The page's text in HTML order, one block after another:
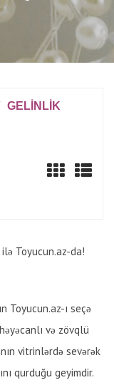
GELINLIK
Toyucun.az-da!
Toyucun.az-ı seçə
və zövqlü
vitrinlərdə sevərək
qurduğu geyimdir.